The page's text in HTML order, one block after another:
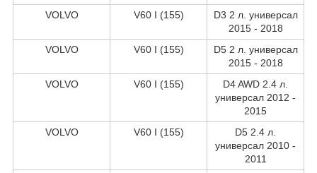
VOLVO
V60 I (155)
D3 2 л. универсал
2015 - 2018
VOLVO
V60 I (155)
D5 2 л. универсал
2015 - 2018
VOLVO
V60 I (155)
D4 AWD 2.4 л.
универсал 2012 -
2015
VOLVO
V60 I (155)
D5 2.4 л.
универсал 2010 -
2011